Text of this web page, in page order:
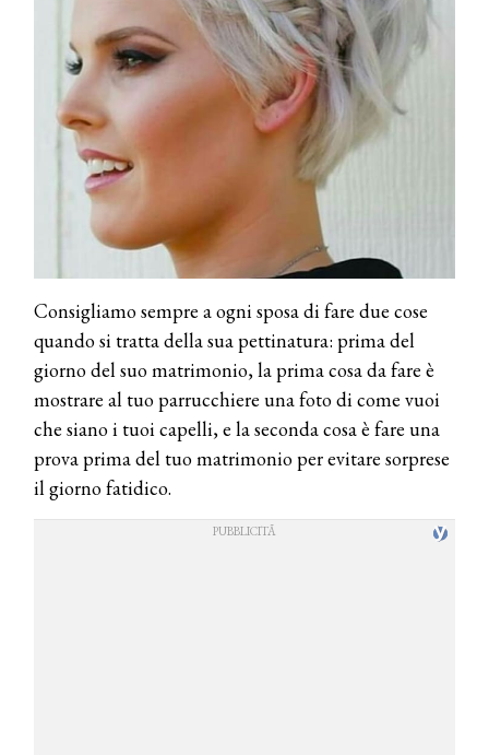
Consigliamo sempre a ogni sposa di fare due cose
quando si tratta della sua pettinatura: prima del
giorno del suo matrimonio, la prima cosa da fare è
mostrare al tuo parrucchiere una foto di come vuoi
che siano i tuoi capelli, e la seconda cosa è fare una
prova prima del tuo matrimonio per evitare sorprese
il giorno fatidico.